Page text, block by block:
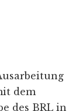
dem
des BRL in